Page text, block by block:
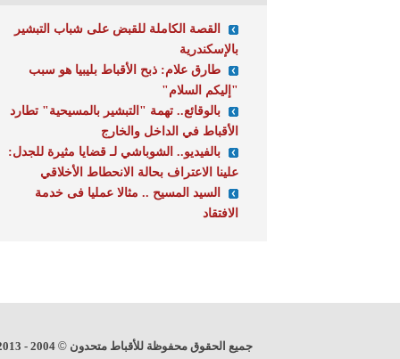
القصة الكاملة للقبض على شباب التبشير
بالإسكندرية
طارق علام: ذبح الأقباط بليبيا هو سبب
"إليكم السلام"
بالوقائع.. تهمة "التبشير بالمسيحية" تطارد
الأقباط في الداخل والخارج
بالفيديو.. الشوباشي لـ قضايا مثيرة للجدل:
علينا الاعتراف بحالة الانحطاط الأخلاقي
السيد المسيح .. مثالا عمليا فى خدمة
الافتقاد
جميع الحقوق محفوظة للأقباط متحدون©
2004 - 2013